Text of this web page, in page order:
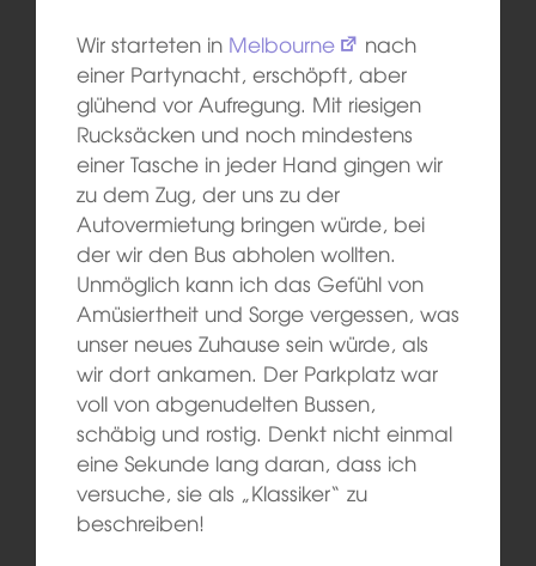
Wir starteten in Melbourne
nach
einer Partynacht, erschöpft, aber
glühend vor Aufregung. Mit riesigen
Rucksäcken und noch mindestens
einer Tasche in jeder Hand gingen wir
zu dem Zug, der uns zu der
Autovermietung bringen würde, bei
der wir den Bus abholen wollten.
Unmöglich kann ich das Gefühl von
Amüsiertheit und Sorge vergessen, was
unser neues Zuhause sein würde, als
wir dort ankamen. Der Parkplatz war
voll von abgenudelten Bussen,
schäbig und rostig. Denkt nicht einmal
eine Sekunde lang daran, dass ich
versuche, sie als „Klassiker“ zu
beschreiben!